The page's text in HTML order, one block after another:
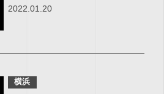
2022.01.20
横浜